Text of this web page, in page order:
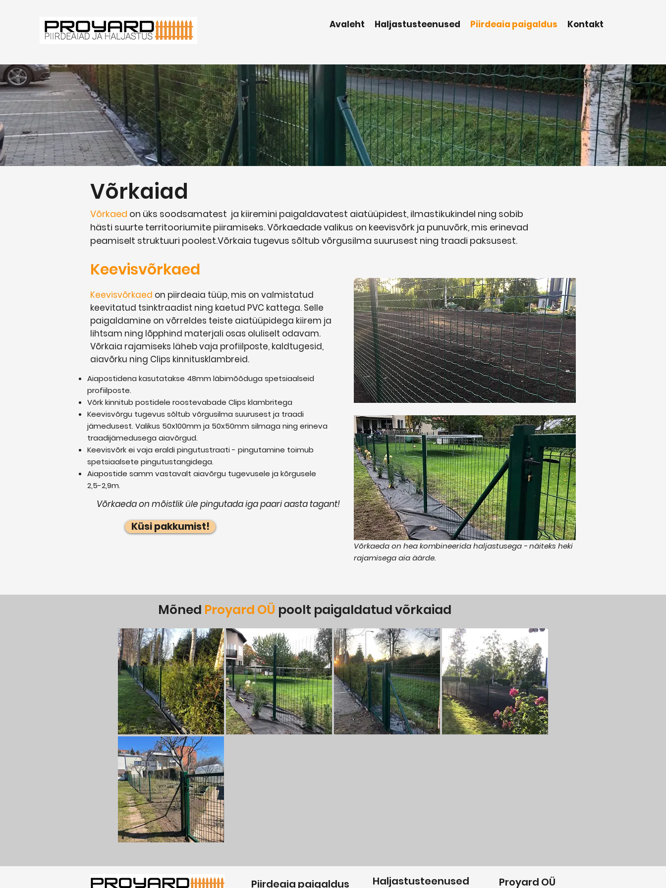
Avaleht Haljastusteenused Piirdeaia paigaldus Kontakt
Võrkaiad
Võrkaed on üks soodsamatest ja kiiremini paigaldavatest aiatüüpidest, ilmastikukindel ning sobib
hästi suurte territooriumite piiramiseks. Võrkaedade valikus on keevisvõrk ja punuvōrk, mis erinevad
peamiselt struktuuri poolest.Võrkaia tugevus sõltub võrgusilma suurusest ning traadi paksusest.
Keevisvõrkaed
Aiapostidena kasutatakse 48mm läbimõõduga spetsiaalseid
profiilposte.
Võrk kinnitub postidele roostevabade Clips klambritega
Keevisvõrgu tugevus sõltub võrgusilma suurusest ja traadi
jämedusest. Valikus 50x100mm ja 50x50mm silmaga ning erineva
traadijämedusega aiavõrgud.
Keevisvõrk ei vaja eraldi pingutustraati - pingutamine toimub
spetsiaalsete pingutustangidega.
Aiapostide samm vastavalt aiavõrgu tugevusele ja kõrgusele
2,5-2,9m.
Keevisvõrkaed on piirdeaia tüüp, mis on valmistatud
keevitatud tsinktraadist ning kaetud PVC kattega. Selle
paigaldamine on võrreldes teiste aiatüüpidega kiirem ja
lihtsam ning lõpphind materjali osas oluliselt odavam.
Võrkaia rajamiseks läheb vaja profiilposte, kaldtugesid,
aiavõrku ning Clips kinnitusklambreid.
Võrkaeda on mõistlik üle pingutada iga paari aasta tagant!
Küsi pakkumist!
Võrkaeda on hea kombineerida haljastusega - näiteks heki
rajamisega aia äärde.
Mõned Proyard OÜ poolt paigaldatud võrkaiad
Piirdeaia paigaldus Haljastusteenused Proyard OÜ